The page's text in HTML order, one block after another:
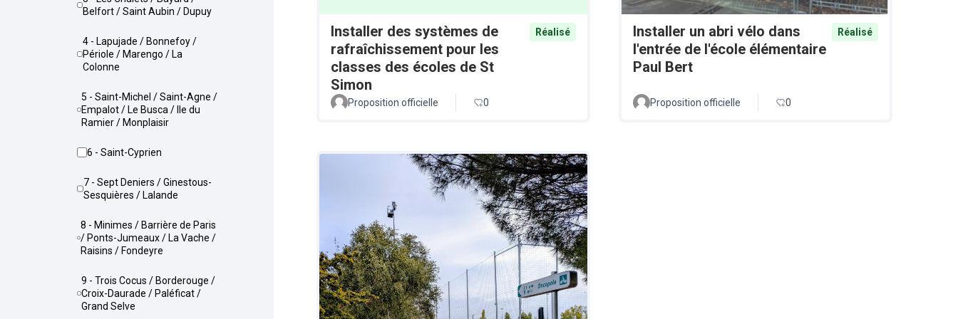
Belfort / Saint Aubin / Dupuy
4 - Lapujade / Bonnefoy /
Périole / Marengo / La
Colonne
5 - Saint-Michel / Saint-Agne /
Empalot / Le Busca / Ile du
Ramier / Monplaisir
6 - Saint-Cyprien
7 - Sept Deniers / Ginestous-
Sesquières / Lalande
8 - Minimes / Barrière de Paris
/ Ponts-Jumeaux / La Vache /
Raisins / Fondeyre
9 - Trois Cocus / Borderouge /
Croix-Daurade / Paléficat /
Grand Selve
Installer des systèmes de
rafraîchissement pour les
classes des écoles de St
Simon
Réalisé
Proposition officielle 0
Installer un abri vélo dans
l'entrée de l'école élémentaire
Paul Bert
Réalisé
Proposition officielle 0